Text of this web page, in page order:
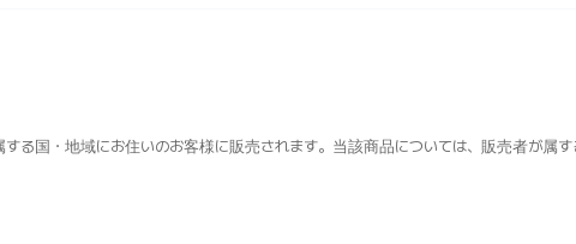
る国・地域にお住いのお客様に販売されます。当該商品については、販売者が属